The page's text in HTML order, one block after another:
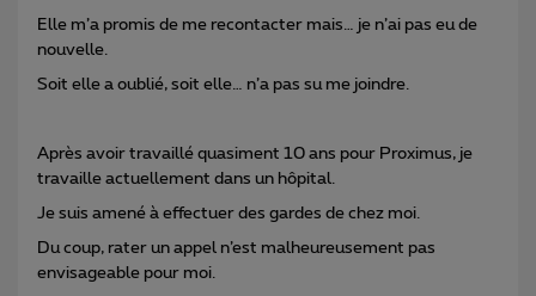
Elle m’a promis de me recontacter mais… je n’ai pas eu de
nouvelle.
Soit elle a oublié, soit elle… n’a pas su me joindre.
Après avoir travaillé quasiment 10 ans pour Proximus, je
travaille actuellement dans un hôpital.
Je suis amené à effectuer des gardes de chez moi.
Du coup, rater un appel n’est malheureusement pas
envisageable pour moi.